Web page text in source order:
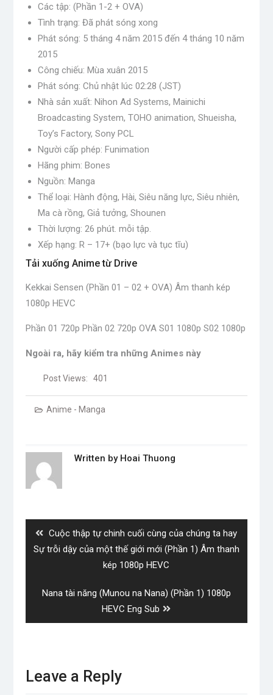
Các tập: (Phần 1-2 + OVA)
Tình trạng: Đã phát sóng xong
Phát sóng: 5 tháng 4 năm 2015 đến 4 tháng 10 năm
2015
Công chiếu: Mùa xuân 2015
Phát sóng: Chủ nhật lúc 02:28 (JST)
Nhà sản xuất: Nihon Ad Systems, Mainichi
Broadcasting System, TOHO animation, Shueisha,
Toy’s Factory, Sony PCL
Người cấp phép: Funimation
Hãng phim: Bones
Nguồn: Manga
Thể loại: Hành động, Hài, Siêu năng lực, Siêu nhiên,
Ma cà rồng, Giả tưởng, Shounen
Thời lượng: 26 phút. mỗi tập.
Xếp hạng: R – 17+ (bạo lực và tục tĩu)
Tải xuống Anime từ Drive
Kekkai Sensen (Phần 01 – 02 + OVA) Âm thanh kép
1080p HEVC
Phần 01 720p Phần 02 720p OVA S01 1080p S02 1080p
Ngoài ra, hãy kiểm tra những Animes này
Post Views: 401
Anime - Manga
Written by Hoai Thuong
Previous
post:
Cuộc thập tự chinh cuối cùng của chúng ta hay
Sự trỗi dậy của một thế giới mới (Phần 1) Âm thanh
kép 1080p HEVC
Next
Nana tài năng (Munou na Nana) (Phần 1) 1080p
HEVC Eng Sub
Leave a Reply